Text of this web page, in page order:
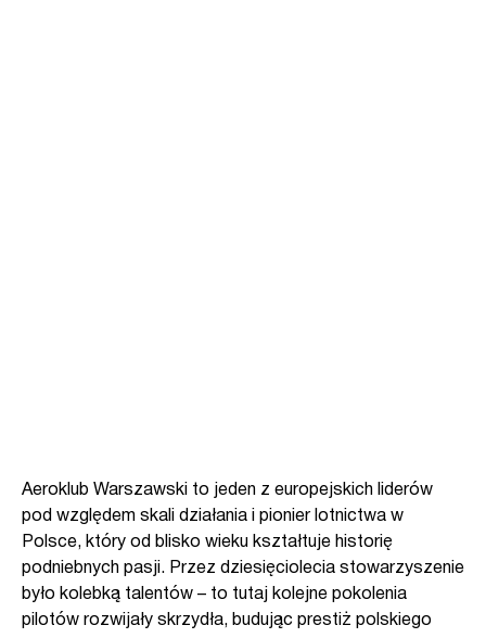
Aeroklub Warszawski to jeden z europejskich liderów
pod względem skali działania i pionier lotnictwa w
Polsce, który od blisko wieku kształtuje historię
podniebnych pasji. Przez dziesięciolecia stowarzyszenie
było kolebką talentów – to tutaj kolejne pokolenia
pilotów rozwijały skrzydła, budując prestiż polskiego